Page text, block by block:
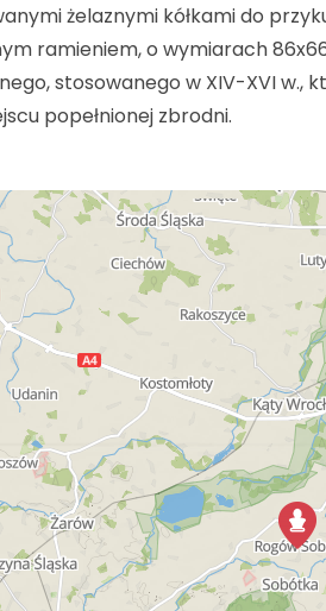
żelaznymi kółkami do
ramieniem, o wymiarach
stosowanego w XIV-XVI w.,
popełnionej zbrodni.